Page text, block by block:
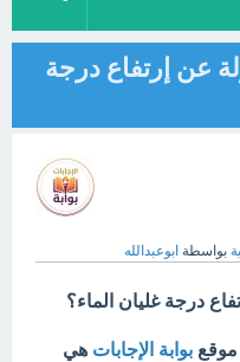
عن إرتفاع درجة
بواسطة ابوعبدالله
درجة غليان الماء؟
بوابة الإجابات هي